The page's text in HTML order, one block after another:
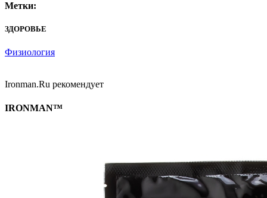
Метки:
ЗДОРОВЬЕ
Физиология
Ironman.Ru рекомендует
IRONMAN™